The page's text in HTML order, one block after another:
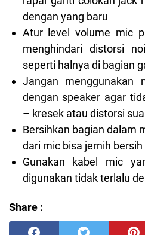
dengan yang baru
Atur level volume mic
menghindari distorsi
seperti halnya di bagian
Jangan menggunakan
dengan speaker agar
– kresek atau distorsi
Bersihkan bagian dalam
dari mic bisa jernih
Gunakan kabel mic
digunakan tidak terlalu
Share :